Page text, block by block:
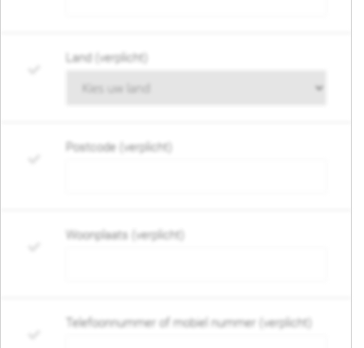
Land (verplicht)
Postcode (verplicht)
Woonplaats (verplicht)
Telefoonnummer of mobiel nummer (verplicht)